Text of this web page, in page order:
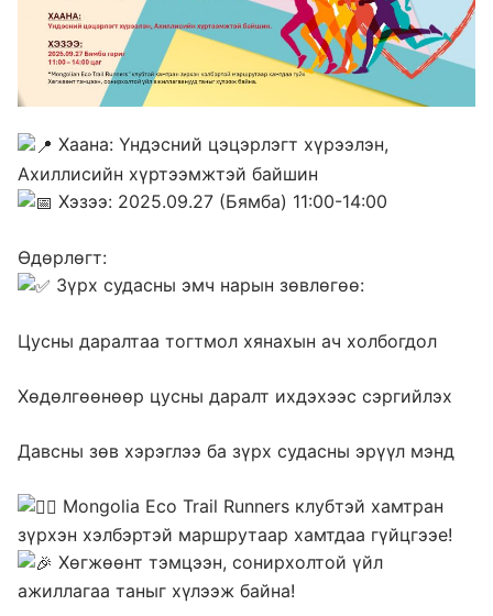
Хаана: Үндэсний цэцэрлэгт хүрээлэн,
Ахиллисийн хүртээмжтэй байшин
Хэзээ: 2025.09.27 (Бямба) 11:00-14:00
Өдөрлөгт:
Зүрх судасны эмч нарын зөвлөгөө:
Цусны даралтаа тогтмол хянахын ач холбогдол
Хөдөлгөөнөөр цусны даралт ихдэхээс сэргийлэх
Давсны зөв хэрэглээ ба зүрх судасны эрүүл мэнд
Mongolia Eco Trail Runners клубтэй хамтран
зүрхэн хэлбэртэй маршрутаар хамтдаа гүйцгээе!
Хөгжөөнт тэмцээн, сонирхолтой үйл
ажиллагаа таныг хүлээж байна!